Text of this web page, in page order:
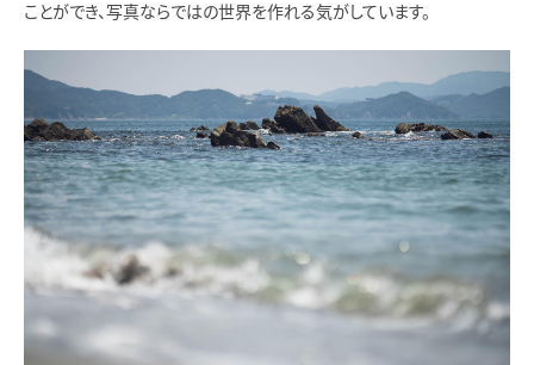
ことができ、写真ならではの世界を作れる気がしています。